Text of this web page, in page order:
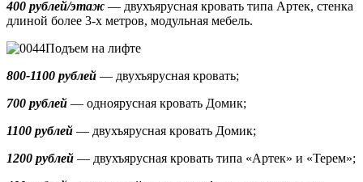
400 рублей/этаж — двухъярусная кровать типа Артек, стенка
длиной более 3-х метров, модульная мебель.
Подъем на лифте
800-1100 рублей — двухъярусная кровать;
700 рублей — одноярусная кровать Домик;
1100 рублей — двухъярусная кровать Домик;
1200 рублей — двухъярусная кровать типа «Артек» и «Терем»;